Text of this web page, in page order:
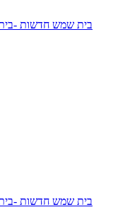
בית שמש חדשות -
בית שמש חדשות -